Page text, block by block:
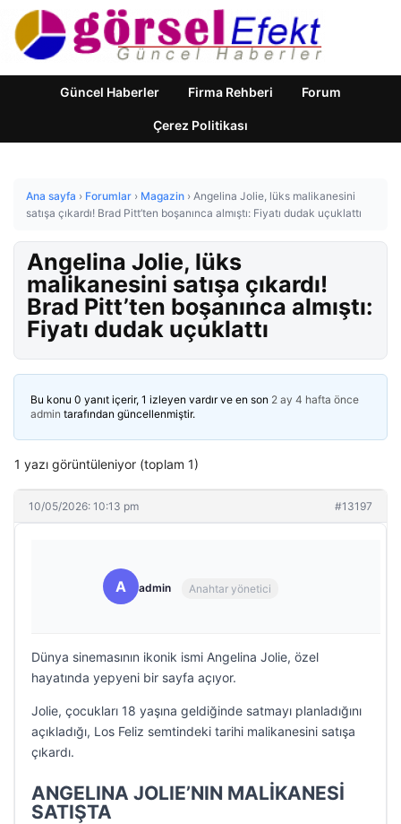
Güncel Haberler Firma Rehberi Forum
Çerez Politikası
Ana sayfa › Forumlar › Magazin › Angelina Jolie, lüks malikanesini
satışa çıkardı! Brad Pitt’ten boşanınca almıştı: Fiyatı dudak uçuklattı
Angelina Jolie, lüks
malikanesini satışa çıkardı!
Brad Pitt’ten boşanınca almıştı:
Fiyatı dudak uçuklattı
Bu konu 0 yanıt içerir, 1 izleyen vardır ve en son 2 ay 4 hafta önce
admin tarafından güncellenmiştir.
1 yazı görüntüleniyor (toplam 1)
10/05/2026: 10:13 pm #13197
A admin Anahtar yönetici
Dünya sinemasının ikonik ismi Angelina Jolie, özel
hayatında yepyeni bir sayfa açıyor.
Jolie, çocukları 18 yaşına geldiğinde satmayı planladığını
açıkladığı, Los Feliz semtindeki tarihi malikanesini satışa
çıkardı.
ANGELINA JOLIE’NIN MALİKANESİ
SATIŞTA